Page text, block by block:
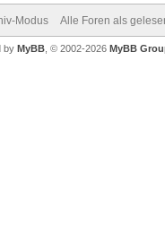
Modus Alle Foren als
by MyBB, © 2002-2026 MyBB